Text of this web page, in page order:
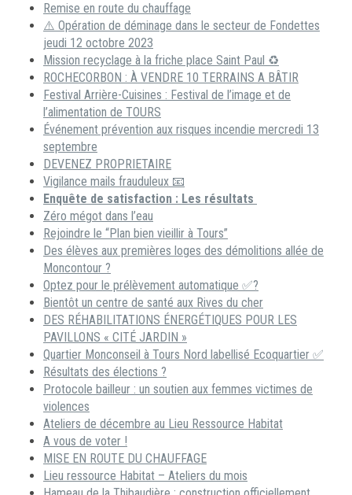
Remise en route du chauffage
⚠️ Opération de déminage dans le secteur de Fondettes
jeudi 12 octobre 2023
Mission recyclage à la friche place Saint Paul ♻️
ROCHECORBON : À VENDRE 10 TERRAINS A BÂTIR
Festival Arrière-Cuisines : Festival de l’image et de
l’alimentation de TOURS
Événement prévention aux risques incendie mercredi 13
septembre
DEVENEZ PROPRIETAIRE
Vigilance mails frauduleux 📧
Enquête de satisfaction : Les résultats
Zéro mégot dans l’eau
Rejoindre le “Plan bien vieillir à Tours”
Des élèves aux premières loges des démolitions allée de
Moncontour ?
Optez pour le prélèvement automatique ✅?
Bientôt un centre de santé aux Rives du cher
DES RÉHABILITATIONS ÉNERGÉTIQUES POUR LES
PAVILLONS « CITÉ JARDIN »
Quartier Monconseil à Tours Nord labellisé Ecoquartier ✅
Résultats des élections ?
Protocole bailleur : un soutien aux femmes victimes de
violences
Ateliers de décembre au Lieu Ressource Habitat
A vous de voter !
MISE EN ROUTE DU CHAUFFAGE
Lieu ressource Habitat – Ateliers du mois